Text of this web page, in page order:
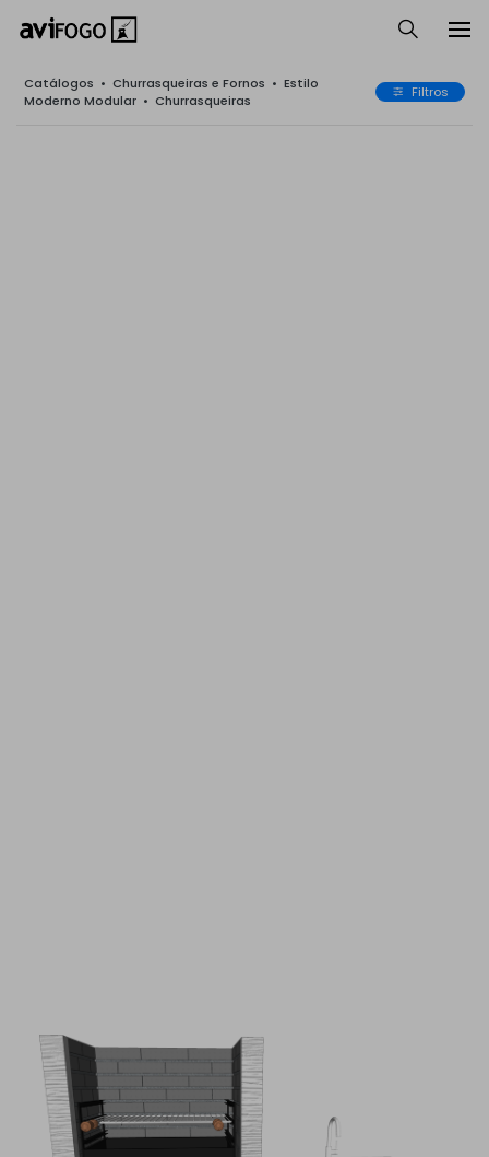
Catálogos • Churrasqueiras e Fornos • Estilo
Moderno Modular • Churrasqueiras Filtros